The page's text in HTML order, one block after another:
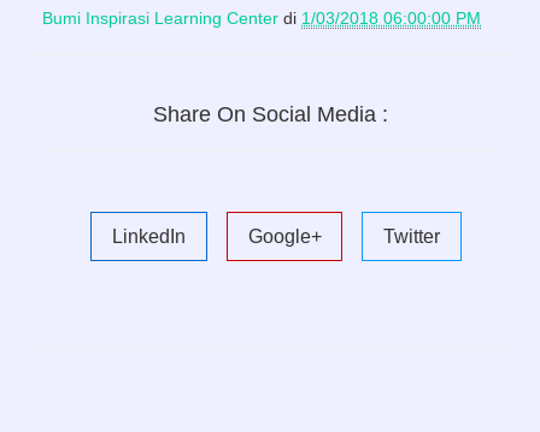
Bumi Inspirasi Learning Center di 1/03/2018 06:00:00 PM
Share On Social Media :
LinkedIn Google+ Twitter